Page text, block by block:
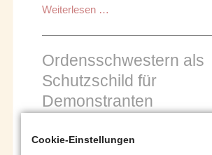
Weiterlesen …
der
letzten
danken
wir
mit
Schreiben
Ordensschwestern als
Schutzschild für
Demonstranten
Weiterlesen …
als
Cookie-Einstellungen